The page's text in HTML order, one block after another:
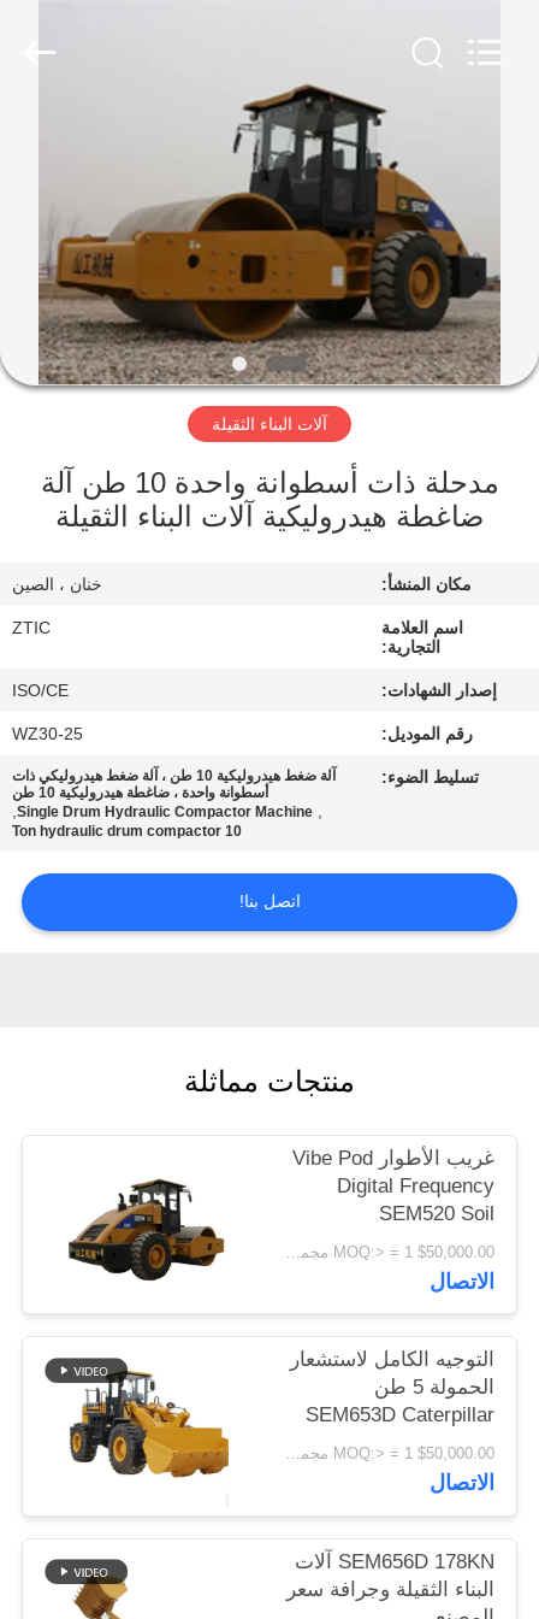
منتجات
عرض
الواقع
معلومات
جولة
المعمل
مراقبة
اتصل
بنا
خريطة
الموقع
PRIVACY
POLICY
Industries
CO.,LTD.
آلات البناء الثقيلة
مدحلة ذات أسطوانة واحدة 10 طن آلة
ضاغطة هيدروليكية آلات البناء الثقيلة
مكان المنشأ: خنان ، الصين
اسم العلامة
التجارية:
ZTIC
إصدار الشهادات: ISO/CE
رقم الموديل: WZ30-25
تسليط الضوء:
آلة ضغط هيدروليكية 10 طن ، آلة ضغط هيدروليكي ذات
أسطوانة واحدة ، ضاغطة هيدروليكية 10 طن
,
Single Drum Hydraulic Compactor Machine
,
10 Ton hydraulic drum compactor
اتصل بنا!
منتجات مماثلة
غريب الأطوار Vibe Pod
Digital Frequency
SEM520 Soil
Compressor
Construction
Machinery
$50,000.00 MOQ:> = 1 مجموعة
الاتصال
التوجيه الكامل لاستشعار
الحمولة 5 طن
SEM653D Caterpillar
Wheel Loader
$50,000.00 MOQ:> = 1 مجموعة
الاتصال
SEM656D 178KN آلات
البناء الثقيلة وجرافة سعر